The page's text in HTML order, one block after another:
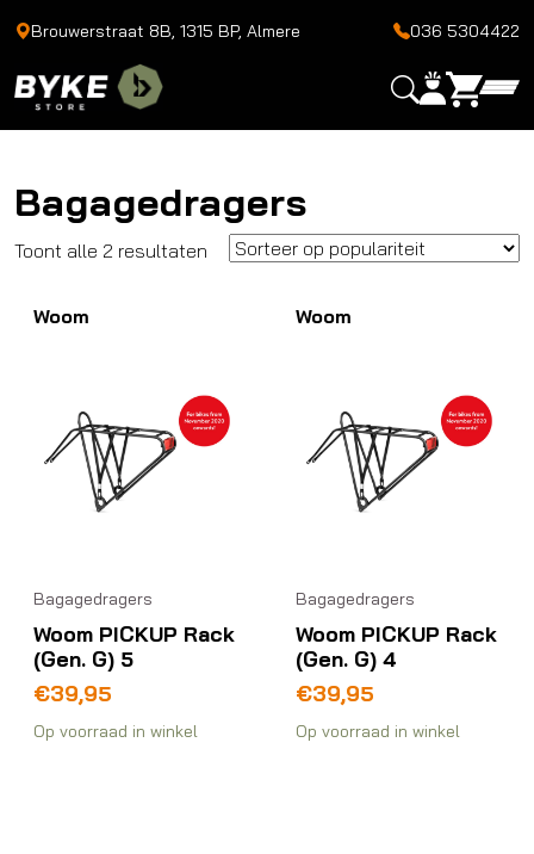
Brouwerstraat 8B, 1315 BP, Almere 036 5304422
Bagagedragers
Toont alle 2 resultaten Gesorteerd
populariteit
Woom
Bagagedragers
Woom PICKUP Rack
(Gen. G) 5
€39,95
Op voorraad in winkel
Woom
Bagagedragers
Woom PICKUP Rack
(Gen. G) 4
€39,95
Op voorraad in winkel